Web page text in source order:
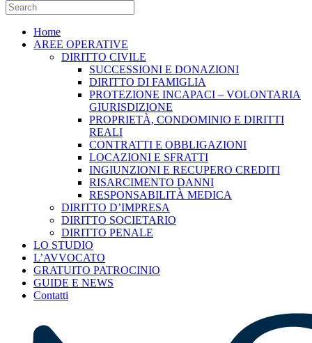
Home
AREE OPERATIVE
DIRITTO CIVILE
SUCCESSIONI E DONAZIONI
DIRITTO DI FAMIGLIA
PROTEZIONE INCAPACI – VOLONTARIA
GIURISDIZIONE
PROPRIETÀ, CONDOMINIO E DIRITTI
REALI
CONTRATTI E OBBLIGAZIONI
LOCAZIONI E SFRATTI
INGIUNZIONI E RECUPERO CREDITI
RISARCIMENTO DANNI
RESPONSABILITÀ MEDICA
DIRITTO D’IMPRESA
DIRITTO SOCIETARIO
DIRITTO PENALE
LO STUDIO
L’AVVOCATO
GRATUITO PATROCINIO
GUIDE E NEWS
Contatti